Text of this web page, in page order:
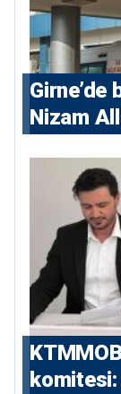
Girne’de
Nizam
komitesi: